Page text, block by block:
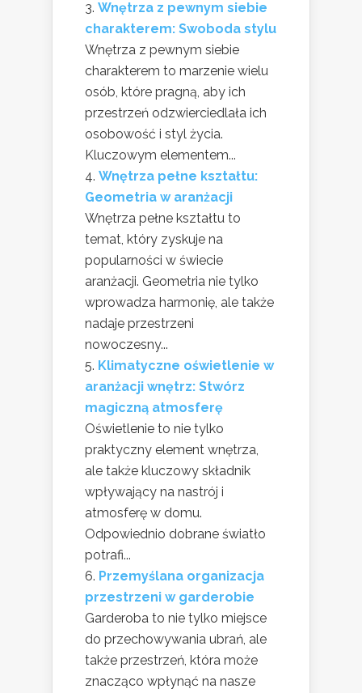
Wnętrza z pewnym siebie
charakterem: Swoboda stylu
Wnętrza z pewnym siebie
charakterem to marzenie wielu
osób, które pragną, aby ich
przestrzeń odzwierciedlała ich
osobowość i styl życia.
Kluczowym elementem...
Wnętrza pełne kształtu:
Geometria w aranżacji
Wnętrza pełne kształtu to
temat, który zyskuje na
popularności w świecie
aranżacji. Geometria nie tylko
wprowadza harmonię, ale także
nadaje przestrzeni
nowoczesny...
Klimatyczne oświetlenie w
aranżacji wnętrz: Stwórz
magiczną atmosferę
Oświetlenie to nie tylko
praktyczny element wnętrza,
ale także kluczowy składnik
wpływający na nastrój i
atmosferę w domu.
Odpowiednio dobrane światło
potrafi...
Przemyślana organizacja
przestrzeni w garderobie
Garderoba to nie tylko miejsce
do przechowywania ubrań, ale
także przestrzeń, która może
znacząco wpłynąć na nasze